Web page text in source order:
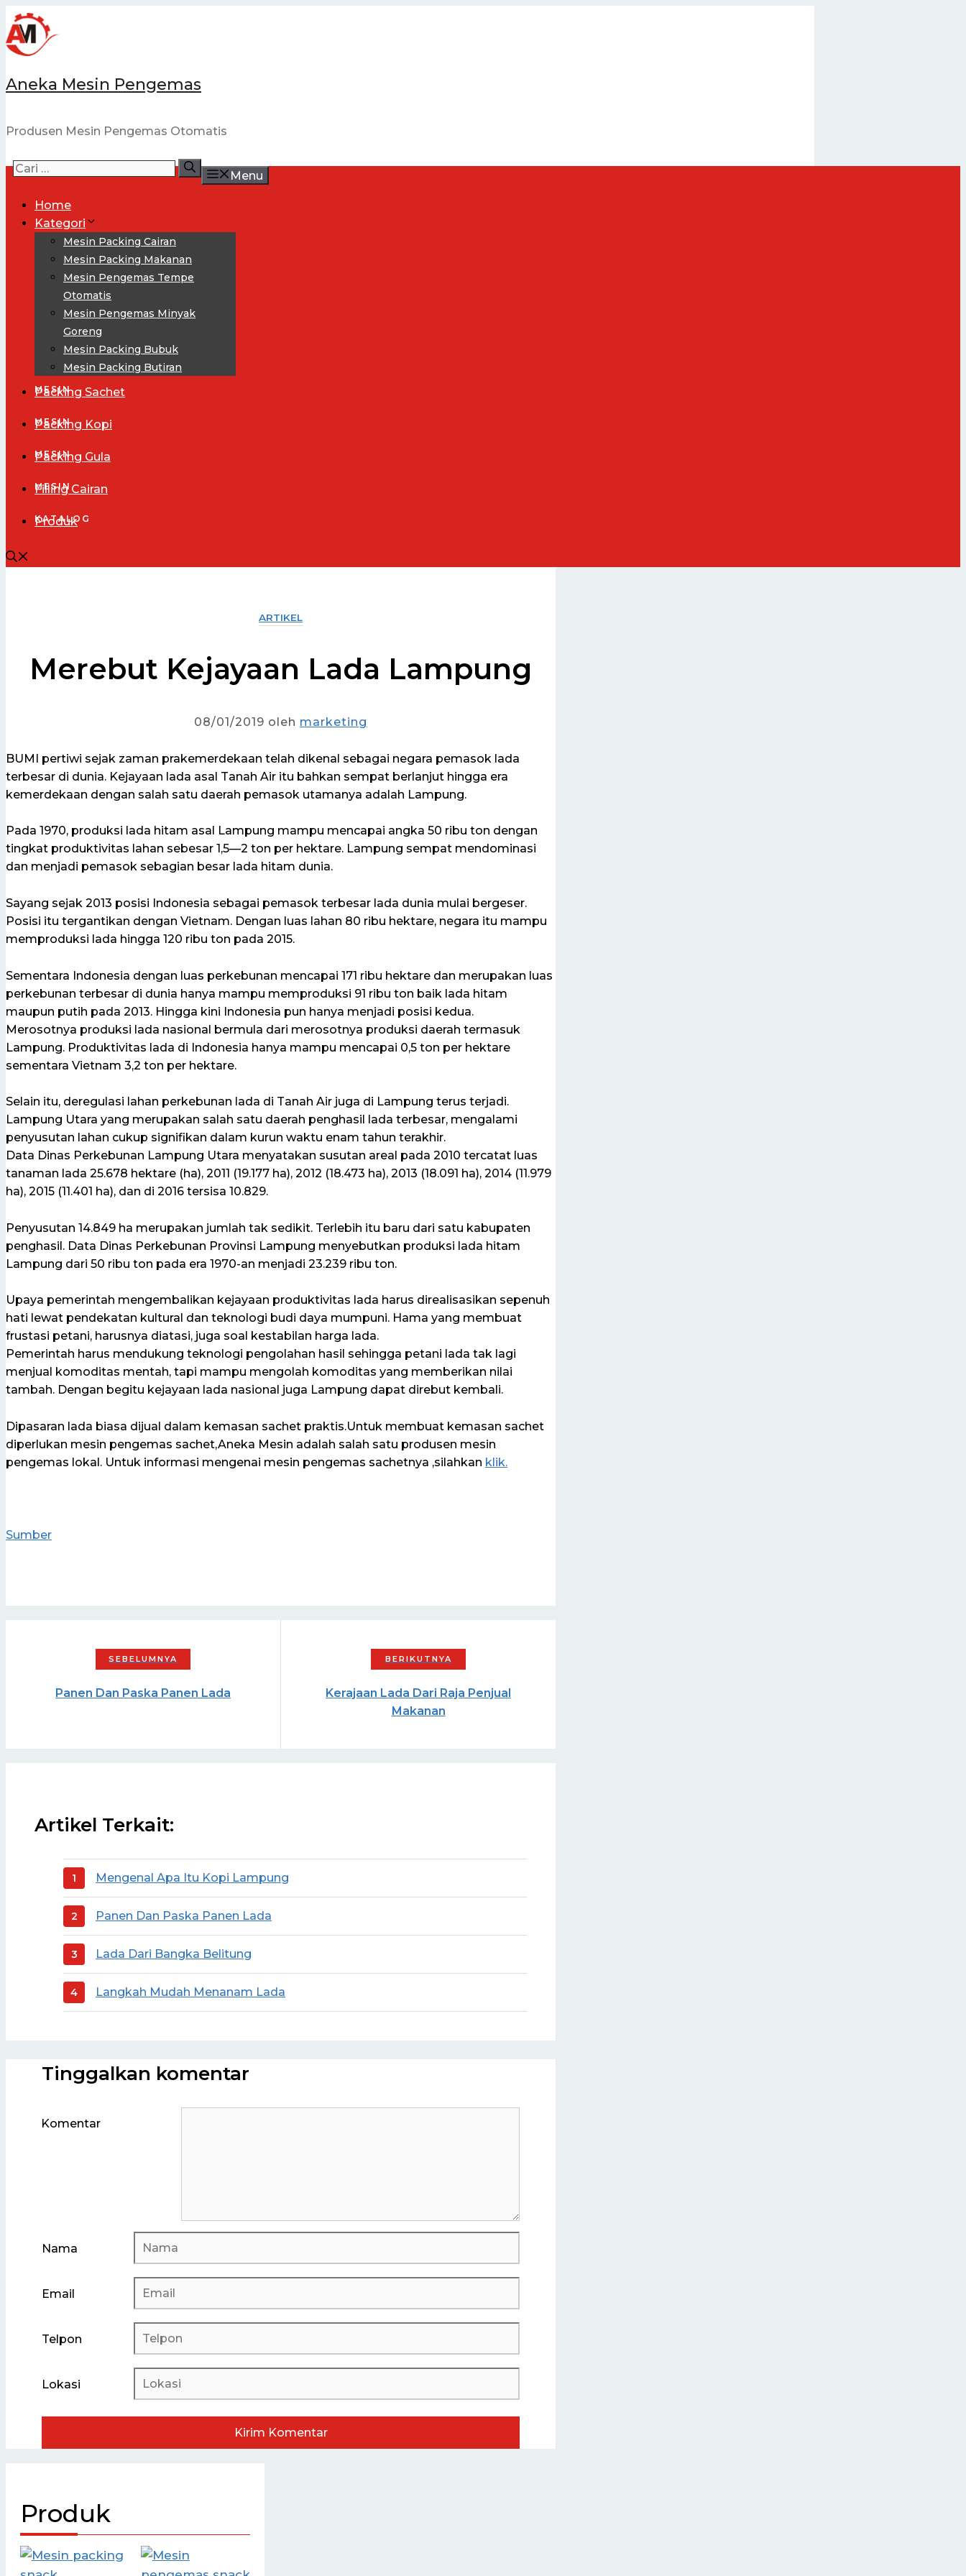
Aneka Mesin Pengemas
Produsen Mesin Pengemas Otomatis
Menu
Home
Kategori
Mesin Packing Cairan
Mesin Packing Makanan
Mesin Pengemas Tempe
Otomatis
Mesin Pengemas Minyak
Goreng
Mesin Packing Bubuk
Mesin Packing Butiran
MESIN
Packing Sachet
MESIN
Packing Kopi
MESIN
Packing Gula
MESIN
Filling Cairan
KATALOG
Produk
ARTIKEL
Merebut Kejayaan Lada Lampung
08/01/2019 oleh marketing
BUMI pertiwi sejak zaman prakemerdekaan telah dikenal sebagai negara pemasok lada
terbesar di dunia. Kejayaan lada asal Tanah Air itu bahkan sempat berlanjut hingga era
kemerdekaan dengan salah satu daerah pemasok utamanya adalah Lampung.
Pada 1970, produksi lada hitam asal Lampung mampu mencapai angka 50 ribu ton dengan
tingkat produktivitas lahan sebesar 1,5—2 ton per hektare. Lampung sempat mendominasi
dan menjadi pemasok sebagian besar lada hitam dunia.
Sayang sejak 2013 posisi Indonesia sebagai pemasok terbesar lada dunia mulai bergeser.
Posisi itu tergantikan dengan Vietnam. Dengan luas lahan 80 ribu hektare, negara itu mampu
memproduksi lada hingga 120 ribu ton pada 2015.
Sementara Indonesia dengan luas perkebunan mencapai 171 ribu hektare dan merupakan luas
perkebunan terbesar di dunia hanya mampu memproduksi 91 ribu ton baik lada hitam
maupun putih pada 2013. Hingga kini Indonesia pun hanya menjadi posisi kedua.
Merosotnya produksi lada nasional bermula dari merosotnya produksi daerah termasuk
Lampung. Produktivitas lada di Indonesia hanya mampu mencapai 0,5 ton per hektare
sementara Vietnam 3,2 ton per hektare.
Selain itu, deregulasi lahan perkebunan lada di Tanah Air juga di Lampung terus terjadi.
Lampung Utara yang merupakan salah satu daerah penghasil lada terbesar, mengalami
penyusutan lahan cukup signifikan dalam kurun waktu enam tahun terakhir.
Data Dinas Perkebunan Lampung Utara menyatakan susutan areal pada 2010 tercatat luas
tanaman lada 25.678 hektare (ha), 2011 (19.177 ha), 2012 (18.473 ha), 2013 (18.091 ha), 2014 (11.979
ha), 2015 (11.401 ha), dan di 2016 tersisa 10.829.
Penyusutan 14.849 ha merupakan jumlah tak sedikit. Terlebih itu baru dari satu kabupaten
penghasil. Data Dinas Perkebunan Provinsi Lampung menyebutkan produksi lada hitam
Lampung dari 50 ribu ton pada era 1970-an menjadi 23.239 ribu ton.
Upaya pemerintah mengembalikan kejayaan produktivitas lada harus direalisasikan sepenuh
hati lewat pendekatan kultural dan teknologi budi daya mumpuni. Hama yang membuat
frustasi petani, harusnya diatasi, juga soal kestabilan harga lada.
Pemerintah harus mendukung teknologi pengolahan hasil sehingga petani lada tak lagi
menjual komoditas mentah, tapi mampu mengolah komoditas yang memberikan nilai
tambah. Dengan begitu kejayaan lada nasional juga Lampung dapat direbut kembali.
Dipasaran lada biasa dijual dalam kemasan sachet praktis.Untuk membuat kemasan sachet
diperlukan mesin pengemas sachet,Aneka Mesin adalah salah satu produsen mesin
pengemas lokal. Untuk informasi mengenai mesin pengemas sachetnya ,silahkan klik.
Sumber
Panen Dan Paska Panen Lada
Kerajaan Lada Dari Raja Penjual
Makanan
Artikel Terkait:
Mengenal Apa Itu Kopi Lampung
Panen Dan Paska Panen Lada
Lada Dari Bangka Belitung
Langkah Mudah Menanam Lada
Tinggalkan komentar
Komentar
Nama
Email
Telpon
Lokasi
Produk